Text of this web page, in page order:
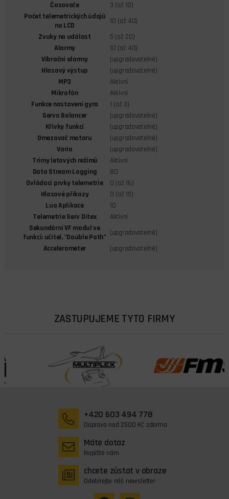
Časovače
3 (až 10)
Počet telemetrických údajů
na LCD
10 (až 40)
Zvuky na událost
5 (až 20)
Alarmy
10 (až 40)
Vibrační alarmy
(upgradovatelné)
Hlasový výstup
(upgradovatelné)
MP3
Aktivní
Mikrofón
Aktivní
Funkce nastavení gyra
1 (až 3)
Servo Balancer
(upgradovatelné)
Křivky funkcí
(upgradovatelné)
Omezovač motoru
(upgradovatelné)
Vario
(upgradovatelné)
Trimy letových režimů
Aktivní
Data Stream Logging
80
Ovládací prvky telemetrie
0 (až 16)
Hlasové příkazy
0 (až 15)
Lua Aplikace
10
Telemetrie Serv Ditex
Aktivní
Sekundární VF modul ve
funkci: učitel, "Double Path” (upgradovatelné)
Accelerometer
(upgradovatelné)
ZASTUPUJEME TYTO FIRMY
+420 603 494 778
Doprava nad 2500 Kč zdarma
Máte dotaz
Napište nám
chcete zůstat v obraze
Odebírejte náš newsletter